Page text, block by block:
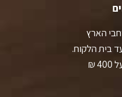
הארץ
בית הלקוח.
₪